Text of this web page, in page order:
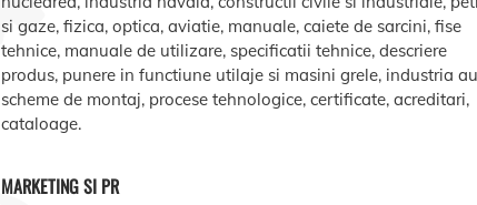
si gaze, fizica, optica, aviatie, manuale, caiete de sarcini, fise
tehnice, manuale de utilizare, specificatii tehnice, descriere
produs, punere in functiune utilaje si masini grele, industria
scheme de montaj, procese tehnologice, certificate, acreditari,
cataloage.
MARKETING SI PR